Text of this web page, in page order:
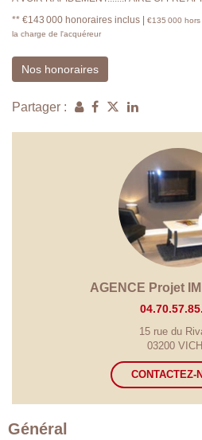
** €143 000 honoraires inclus €135 000
la charge de l'acquéreur
Nos honoraires
Partager :
AGENCE Projet
15 rue du
03200
CONTACTEZ-
Général